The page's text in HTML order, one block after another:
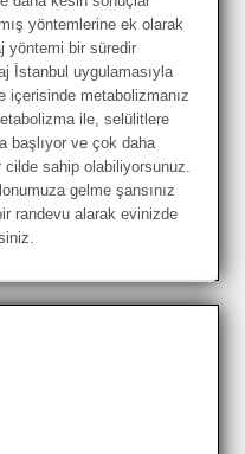
yöntemlerine ek olarak
yöntemi bir süredir
İstanbul uygulamasıyla
içerisinde metabolizmanız
ile, selülitlere
başlıyor ve çok daha
sahip olabiliyorsunuz.
gelme şansınız
randevu alarak evinizde